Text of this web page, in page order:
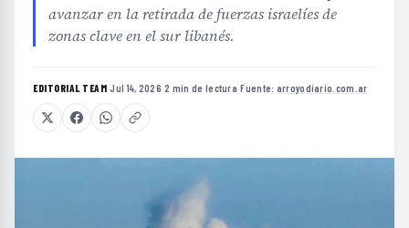
avanzar en la retirada de fuerzas israelíes de
zonas clave en el sur libanés.
EDITORIAL TEAM·Jul 14, 2026·2 min de lectura·Fuente: arroyodiario.com.ar